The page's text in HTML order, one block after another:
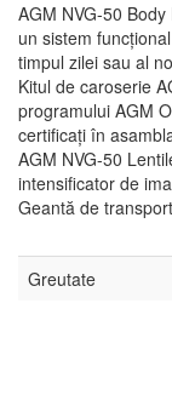
AGM NVG-50
un sistem
timpul zilei sau al
Kitul de caroserie
programului AGM
certificați în
AGM NVG-50
intensificator de
Geantă de
Greutate